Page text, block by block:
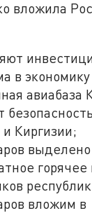
вложила
в
авиабаза
Киргизии;
вложим в